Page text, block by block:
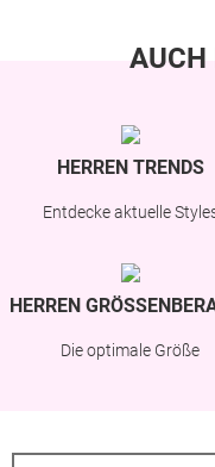
AUCH
HERREN TRENDS
Entdecke aktuelle
HERREN
Die optimale Größe